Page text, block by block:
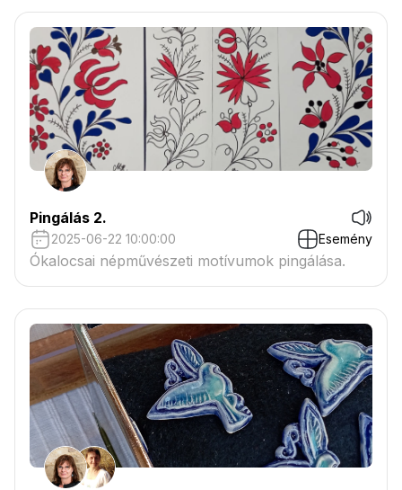
Pingálás 2.
2025-06-22 10:00:00 Esemény
Ókalocsai népművészeti motívumok pingálása.